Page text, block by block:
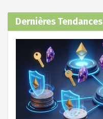
Dernières Tendances